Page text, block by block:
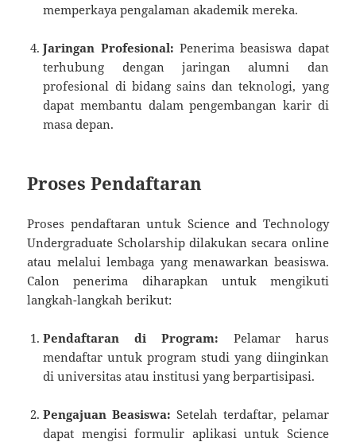
memperkaya pengalaman akademik mereka.
Jaringan Profesional: Penerima beasiswa dapat
terhubung dengan jaringan alumni dan
profesional di bidang sains dan teknologi, yang
dapat membantu dalam pengembangan karir di
masa depan.
Proses Pendaftaran
Proses pendaftaran untuk Science and Technology
Undergraduate Scholarship dilakukan secara online
atau melalui lembaga yang menawarkan beasiswa.
Calon penerima diharapkan untuk mengikuti
langkah-langkah berikut:
Pendaftaran di Program: Pelamar harus
mendaftar untuk program studi yang diinginkan
di universitas atau institusi yang berpartisipasi.
Pengajuan Beasiswa: Setelah terdaftar, pelamar
dapat mengisi formulir aplikasi untuk Science